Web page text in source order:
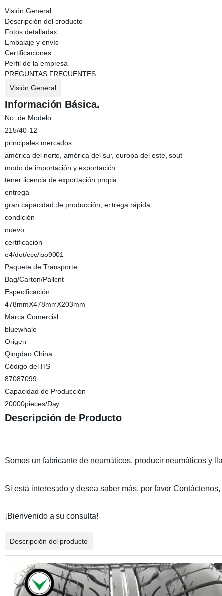
Visión General
Descripción del producto
Fotos detalladas
Embalaje y envío
Certificaciones
Perfil de la empresa
PREGUNTAS FRECUENTES
Visión General
Información Básica.
No. de Modelo.
215/40-12
principales mercados
américa del norte, américa del sur, europa del este, sout
modo de importación y exportación
tener licencia de exportación propia
entrega
gran capacidad de producción, entrega rápida
condición
nuevo
certificación
e4/dot/ccc/iso9001
Paquete de Transporte
Bag/Carton/Pallent
Especificación
478mmX478mmX203mm
Marca Comercial
bluewhale
Origen
Qingdao China
Código del HS
87087099
Capacidad de Producción
20000pieces/Day
Descripción de Producto
Somos un fabricante de neumáticos, producir neumáticos y
Si está interesado y desea saber más, por favor
¡Bienvenido a su consulta!
Descripción del producto